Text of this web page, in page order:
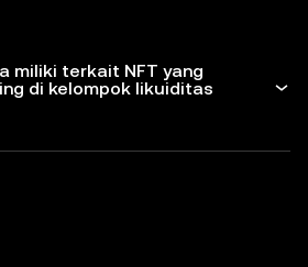
miliki terkait NFT yang
di kelompok likuiditas